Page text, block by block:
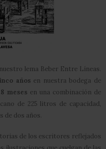
lema Beber Entre Líneas.
años en nuestra bodega de
meses en una combinación de
de 225 litros de capacidad,
de dos años.
de los escritores reflejados